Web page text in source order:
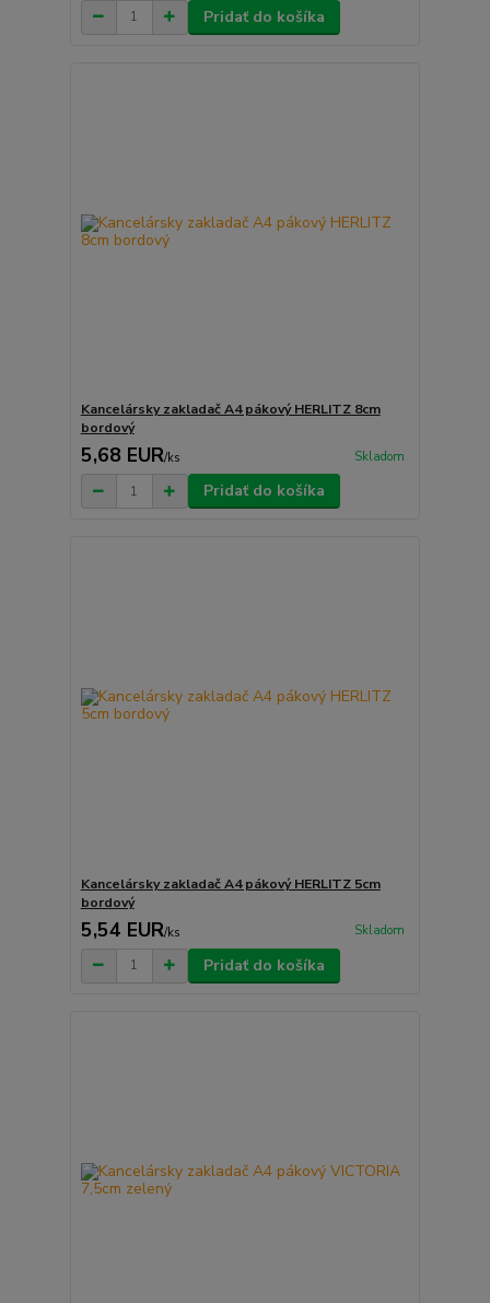
Pridať do košíka
Kancelársky zakladač A4 pákový HERLITZ 8cm
bordový
5,68 EUR/ks Skladom
Pridať do košíka
Kancelársky zakladač A4 pákový HERLITZ 5cm
bordový
5,54 EUR/ks Skladom
Pridať do košíka